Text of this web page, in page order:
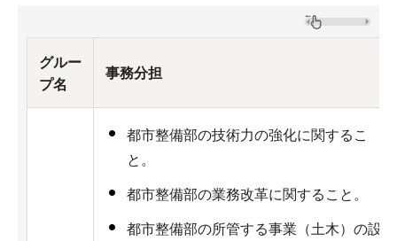
グルー
プ名
事務分担
都市整備部の技術力の強化に関するこ
と。
都市整備部の業務改革に関すること。
都市整備部の所管する事業（土木）の設